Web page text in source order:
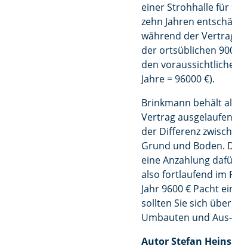
einer Strohhalle für
zehn Jahren
während der
der ortsüblichen
den
Jahre = 96000 €).
Brinkmann behält
Vertrag
der Differenz
Grund und Boden.
eine Anzahlung
also fortlaufend im
Jahr 9600 € Pacht
sollten Sie sich
Umbauten und
Autor Stefan Heins